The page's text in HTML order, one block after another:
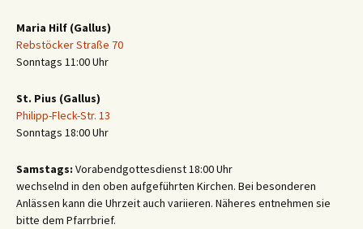
Maria Hilf (Gallus)
Rebstöcker Straße 70
Sonntags 11:00 Uhr
St. Pius (Gallus)
Philipp-Fleck-Str. 13
Sonntags 18:00 Uhr
Samstags: Vorabendgottesdienst 18:00 Uhr
wechselnd in den oben aufgeführten Kirchen. Bei besonderen
Anlässen kann die Uhrzeit auch variieren. Näheres entnehmen sie
bitte dem Pfarrbrief.